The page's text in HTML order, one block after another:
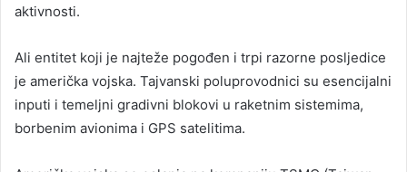
aktivnosti.
Ali entitet koji je najteže pogođen i trpi razorne posljedice
je američka vojska. Tajvanski poluprovodnici su esencijalni
inputi i temeljni gradivni blokovi u raketnim sistemima,
borbenim avionima i GPS satelitima.